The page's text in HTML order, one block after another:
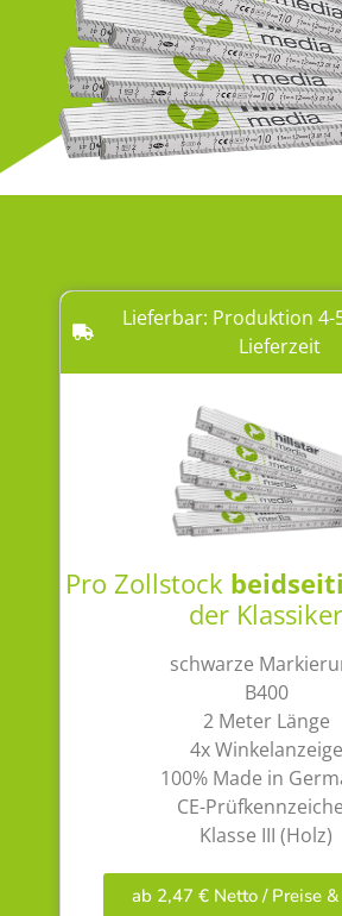
Lieferbar: Produktion 4-
Lieferzeit
Pro Zollstock
der Klassiker
schwarze
B400
2 Meter Länge
4x Winkelanzeige
100% Made in
CE-
Klasse III (Holz)
ab 2,47 € Netto / Preise